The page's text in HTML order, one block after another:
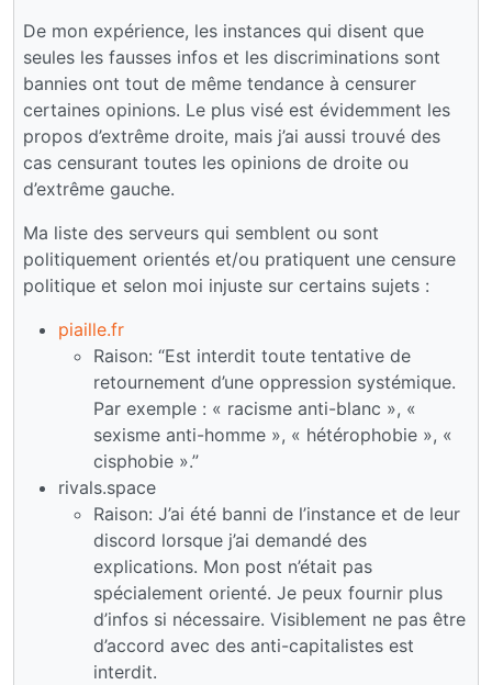
De mon expérience, les instances qui disent que
seules les fausses infos et les discriminations sont
bannies ont tout de même tendance à censurer
certaines opinions. Le plus visé est évidemment les
propos d’extrême droite, mais j’ai aussi trouvé des
cas censurant toutes les opinions de droite ou
d’extrême gauche.
Ma liste des serveurs qui semblent ou sont
politiquement orientés et/ou pratiquent une censure
politique et selon moi injuste sur certains sujets :
piaille.fr
Raison: “Est interdit toute tentative de
retournement d’une oppression systémique.
Par exemple : « racisme anti-blanc », «
sexisme anti-homme », « hétérophobie », «
cisphobie ».”
rivals.space
Raison: J’ai été banni de l’instance et de leur
discord lorsque j’ai demandé des
explications. Mon post n’était pas
spécialement orienté. Je peux fournir plus
d’infos si nécessaire. Visiblement ne pas être
d’accord avec des anti-capitalistes est
interdit.